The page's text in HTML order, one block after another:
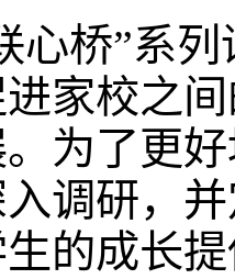
心桥”系
家校之
为了更
调研，
的成长